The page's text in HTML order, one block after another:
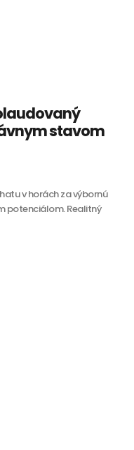
stavom
v horách za výbornú
potenciálom. Realitný